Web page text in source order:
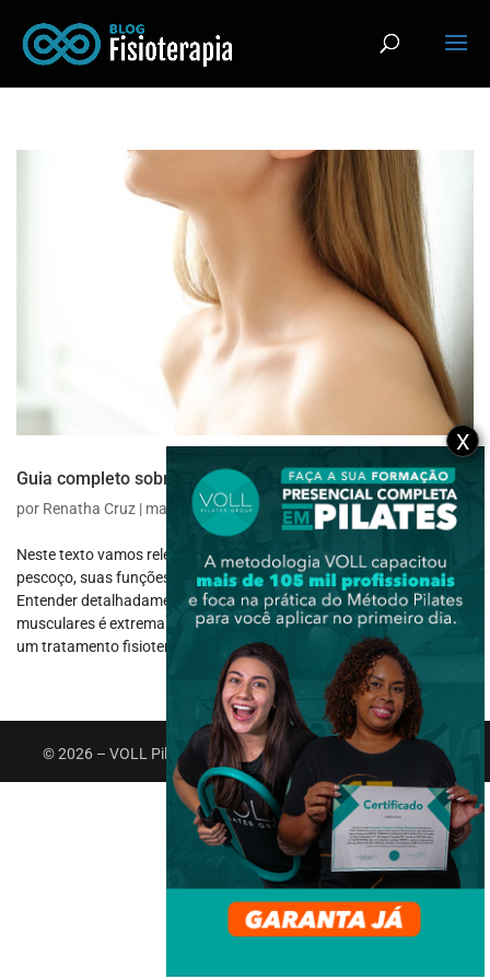
Guia completo sobre Músculos do pescoço
por Renatha Cruz | maio 19, 2021|Fisiologia
Neste texto vamos relembrar um pouco sobre os músculos do
pescoço, suas funções, suas origens, inserções e inervações.
Entender detalhadamente como funcionam tais estruturas
musculares é extremamente importante para orientar corretamente
um tratamento fisioterápico de...
© 2026 – VOLL Pilates Group. Todos os direitos reservados.
X